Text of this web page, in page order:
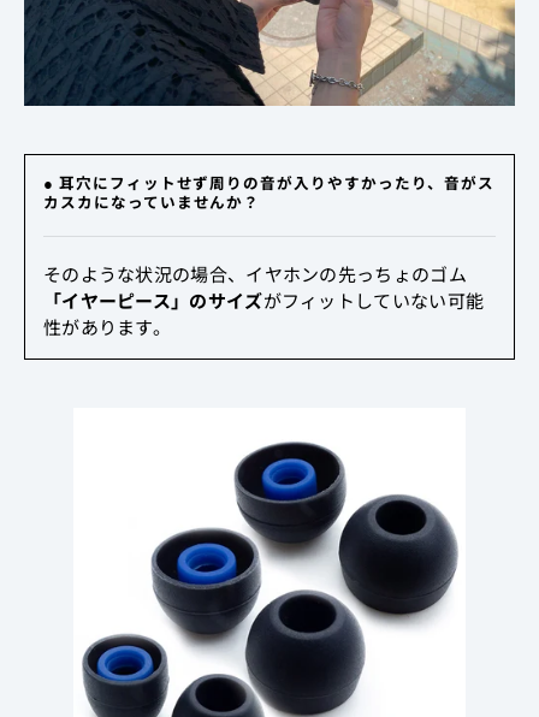
● 耳穴にフィットせず周りの音が入りやすかったり、音がス
カスカになっていませんか？
そのような状況の場合、イヤホンの先っちょのゴム
「イヤーピース」のサイズがフィットしていない可能
性があります。